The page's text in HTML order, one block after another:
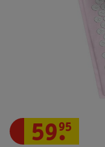
59.
95